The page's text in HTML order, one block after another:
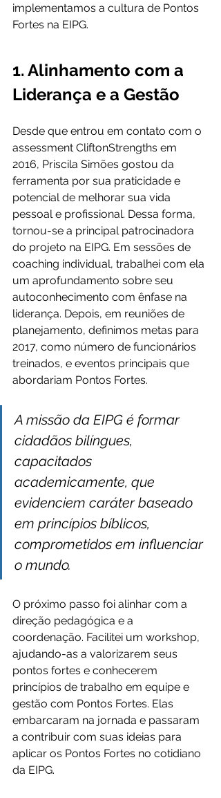
implementamos a cultura de Pontos
Fortes na EIPG.
1. Alinhamento com a
Liderança e a Gestão
Desde que entrou em contato com o
assessment CliftonStrengths em
2016, Priscila Simões gostou da
ferramenta por sua praticidade e
potencial de melhorar sua vida
pessoal e profissional. Dessa forma,
tornou-se a principal patrocinadora
do projeto na EIPG. Em sessões de
coaching individual, trabalhei com ela
um aprofundamento sobre seu
autoconhecimento com ênfase na
liderança. Depois, em reuniões de
planejamento, definimos metas para
2017, como número de funcionários
treinados, e eventos principais que
abordariam Pontos Fortes.
A missão da EIPG é formar
cidadãos bilíngues,
capacitados
academicamente, que
evidenciem caráter baseado
em princípios bíblicos,
comprometidos em influenciar
o mundo.
O próximo passo foi alinhar com a
direção pedagógica e a
coordenação. Facilitei um workshop,
ajudando-as a valorizarem seus
pontos fortes e conhecerem
princípios de trabalho em equipe e
gestão com Pontos Fortes. Elas
embarcaram na jornada e passaram
a contribuir com suas ideias para
aplicar os Pontos Fortes no cotidiano
da EIPG.